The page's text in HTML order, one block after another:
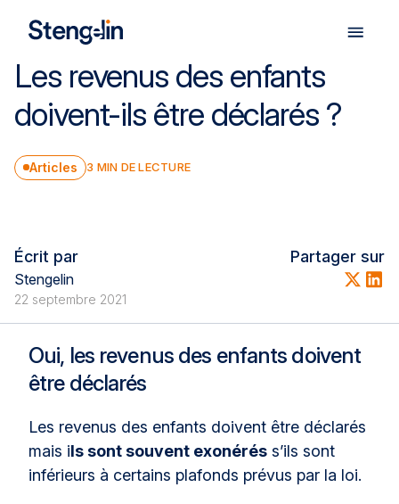
Nos expertises
Nos solutions
Notre cabinet
Nous rejoindre
Les revenus des enfants
doivent-ils être déclarés ?
Articles 3 MIN DE LECTURE
Écrit par
Stengelin
22 septembre 2021
Partager sur
Oui, les revenus des enfants doivent
être déclarés
Les revenus des enfants doivent être déclarés
mais ils sont souvent exonérés s’ils sont
inférieurs à certains plafonds prévus par la loi.